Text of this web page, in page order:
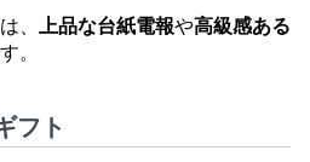
、 上品な台紙電報や高級感ある
。
フト